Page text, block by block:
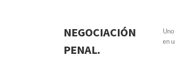
NEGOCIACIÓN
PENAL.
en